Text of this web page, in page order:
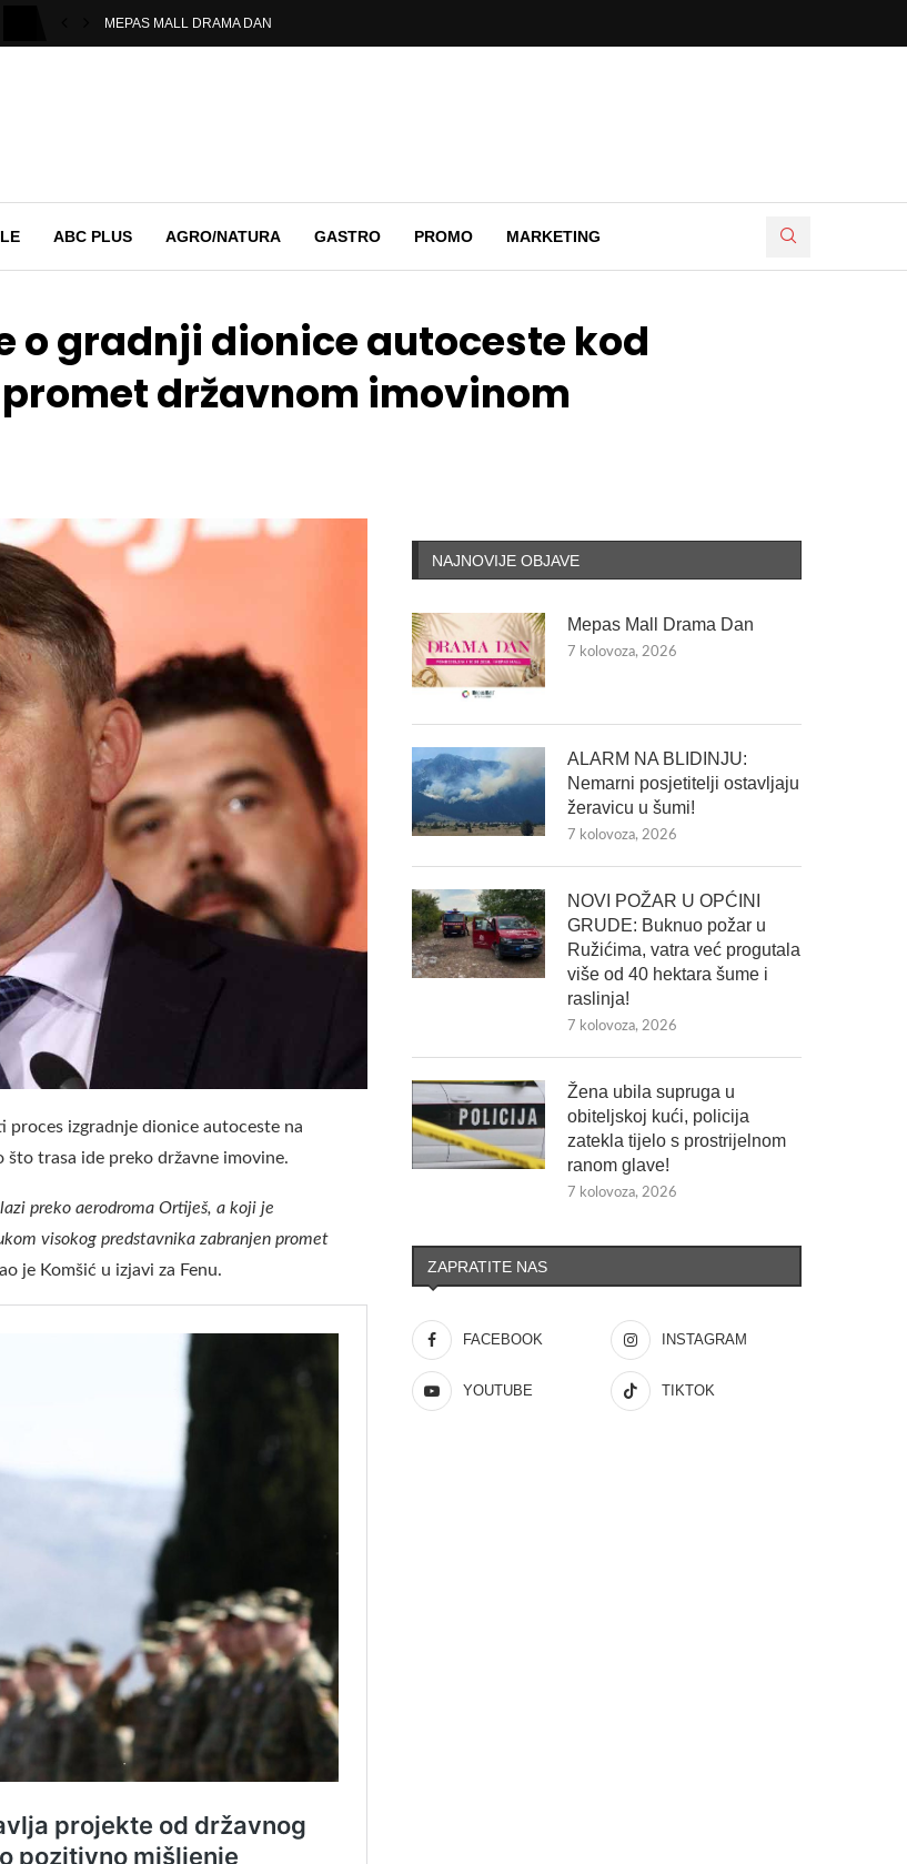
MEPAS MALL DRAMA DAN
ABC PLUS AGRO/NATURA GASTRO PROMO MARKETING
o gradnji dionice autoceste kod
državnom imovinom
proces izgradnje dionice autoceste na
što trasa ide preko državne imovine.
preko aerodroma Ortiješ, a koji je
visokog predstavnika zabranjen promet
je Komšić u izjavi za Fenu.
NAJNOVIJE OBJAVE
Mepas Mall Drama Dan
7 kolovoza, 2026
ALARM NA BLIDINJU:
Nemarni posjetitelji ostavljaju
žeravicu u šumi!
7 kolovoza, 2026
NOVI POŽAR U OPĆINI
GRUDE: Buknuo požar u
Ružićima, vatra već progutala
više od 40 hektara šume i
raslinja!
7 kolovoza, 2026
Žena ubila supruga u
obiteljskoj kući, policija
zatekla tijelo s prostrijelnom
ranom glave!
7 kolovoza, 2026
ZAPRATITE NAS
FACEBOOK INSTAGRAM
YOUTUBE TIKTOK